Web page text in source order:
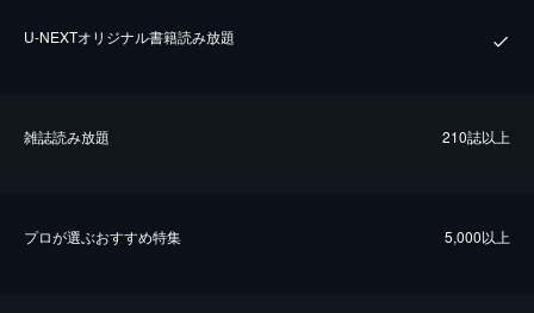
U-NEXTオリジナル書籍読み放題
雑誌読み放題 210誌以上
プロが選ぶおすすめ特集 5,000以上